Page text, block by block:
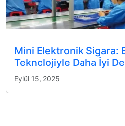
Mini Elektronik Sigara:
Teknolojiyle Daha İyi
Eylül 15, 2025